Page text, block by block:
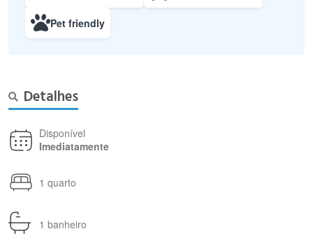
Pet friendly
Detalhes
Disponível
Imediatamente
1 quarto
1 banheiro